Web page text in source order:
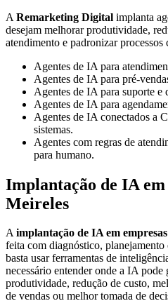
A Remarketing Digital implanta
desejam melhorar produtividade,
atendimento e padronizar
Agentes de IA para
Agentes de IA para pré-
Agentes de IA para suporte e
Agentes de IA para
Agentes de IA conectados a
sistemas.
Agentes com regras de
para humano.
Implantação de IA
Meireles
Aimplantação de IA em
feita com diagnóstico,
basta usar ferramentas de
necessário entender onde a IA pode
produtividade, redução de custo,
de vendas ou melhor tomada de